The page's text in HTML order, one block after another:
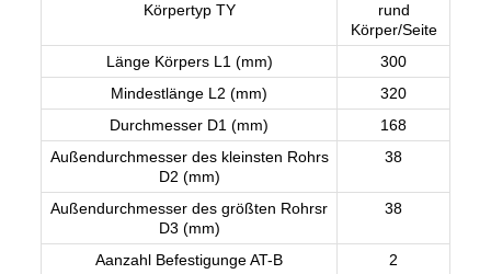
Körpertyp TY
rund
Körper/Seite
Länge Körpers L1 (mm)
300
Mindestlänge L2 (mm)
320
Durchmesser D1 (mm)
168
Außendurchmesser des kleinsten Rohrs
D2 (mm)
38
Außendurchmesser des größten Rohrsr
D3 (mm)
38
Aanzahl Befestigunge AT-B 2